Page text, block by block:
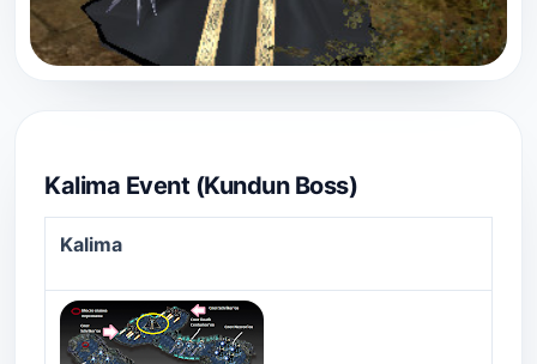
Kalima Event (Kundun Boss)
Kalima